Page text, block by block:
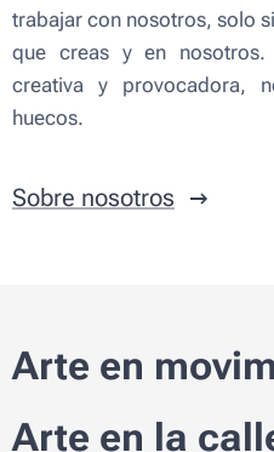
trabajar con nosotros, solo
que creas y en
creativa y provocadora,
huecos.
Sobre nosotros
Arte en
Arte en la